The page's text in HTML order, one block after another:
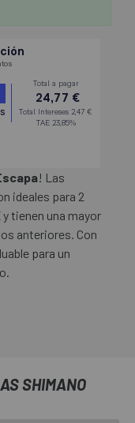
! Las
ideales para 2
y tienen una mayor
anteriores. Con
para un
SHIMANO